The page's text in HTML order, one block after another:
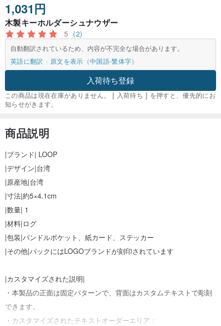
1,031円
木製キーホルダーシュナウザー
5 (2)
自動翻訳されているため、内容が不完全な場合があります。
英語に翻訳
原文を表示（中国語-繁体字）
入荷待ち登録
この商品は現在在庫がありません。 [ 入荷待ち ] を押すと、優先的にお
知らせがきます。
商品説明
|ブランド| LOOP
|デザイン|台湾
|原産地|台湾
|寸法|約5×4.1cm
|数量| 1
|材料|ログ
|包装|バンドルポケット、紙カード、ステッカー
|その他|バックにはLOGOブランドが刻印されています
|カスタマイズされた説明|
・本製品の正面は固定パターンで、背面はカスタムテキストで彫刻
できます。
・カスタマイズされたテキストオーダーエリア：